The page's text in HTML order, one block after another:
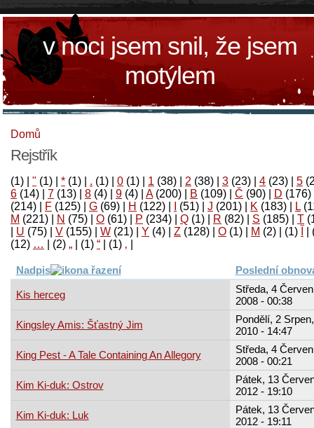
v noci jsem snil, že jsem
motýlem
Domů
Rejstřík
(1) " (1) * (1) . (1) 0 (1) 1 (38) 2 (38) 3 (23) 4 (23) 5
6 (14) 7 (13) 8 (4) 9 (4) A(200) B (109) Č (90) D (176)
(214)
F (125) G (69) H (122) (51) J (201) K (183) L
M (221) N (75) O (61) P (234) Q (1) R (82) S (185) T
U (75) V (155) W (21) Y (4) Z (128) Ο (1) М (2)
(1)
‚
(1)
“
(1)
„
(2)
…
(12)
Nadpis Poslední
Kis herceg
Středa, 4
2008 - 00:38
Kingsley Amis: Šťastný Jim
Pondělí, 2 Srpen,
2010 - 14:47
King Pest - A Tale Containing An Allegory
Středa, 4
2008 - 00:21
Kim Ki-duk: Ostrov
Pátek, 13
2012 - 19:10
Kim Ki-duk: Luk
Pátek, 13
2012 - 19:11